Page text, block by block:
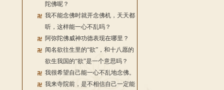
陀佛呢？
我不能念佛时就开念佛机，天天都
听，这样能一心不乱吗？
阿弥陀佛威神功德表现在哪里？
闻名欲往生里的“欲”，和十八愿的
欲生我国的“欲”是一个意思吗？
我很希望自己能一心不乱地念佛。
我来寺院前，是不相信自己一定能